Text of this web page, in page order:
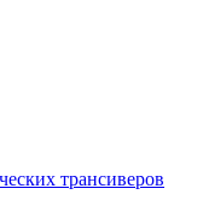
трансиверов